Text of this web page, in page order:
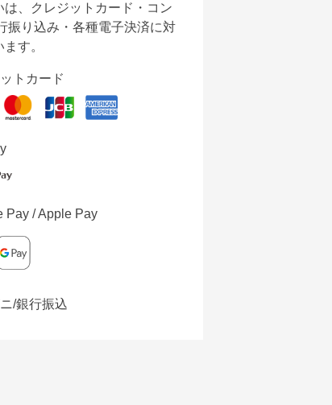
は、クレジットカード・コン
振り込み・各種電子決済に対
す。
トカード
Pay / Apple Pay
/銀行振込